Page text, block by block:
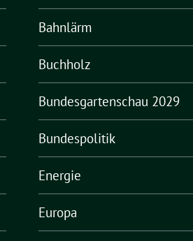
Bahnlärm
Buchholz
Bundesgartenschau 2029
Bundespolitik
Energie
Europa